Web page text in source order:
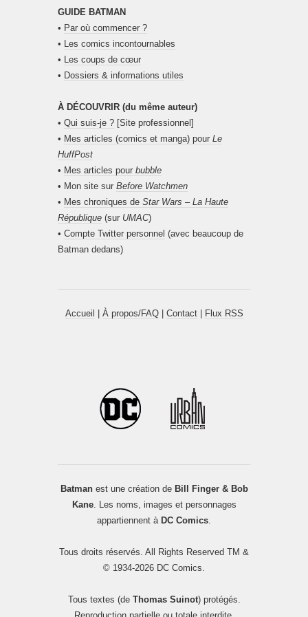
GUIDE BATMAN
• Par où commencer ?
• Les comics incontournables
• Les coups de cœur
• Dossiers & informations utiles
À DÉCOUVRIR (du même auteur)
• Qui suis-je ? [Site professionnel]
• Mes articles (comics et manga) pour Le
HuffPost
• Mes articles pour bubble
• Mon site sur Before Watchmen
• Mes chroniques de Star Wars – La Haute
République (sur UMAC)
• Compte Twitter personnel (avec beaucoup de
Batman dedans)
Accueil | À propos/FAQ| Contact| Flux RSS
Batmanest une création de Bill Finger & Bob
Kane. Les noms, images et personnages
appartiennent à DC Comics
Tous droits réservés. All Rights Reserved TM &
© 1934-2026 DC Comics.
Tous textes (de Thomas Suinot) protégés.